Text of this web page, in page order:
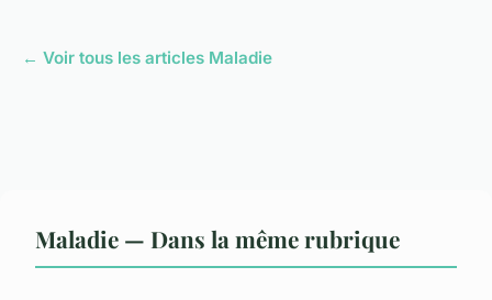
← Voir tous les articles Maladie
Maladie — Dans la même rubrique